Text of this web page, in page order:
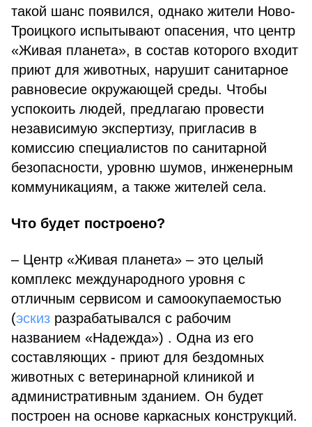
такой шанс появился, однако жители Ново-
Троицкого испытывают опасения, что центр
«Живая планета», в состав которого входит
приют для животных, нарушит санитарное
равновесие окружающей среды. Чтобы
успокоить людей, предлагаю провести
независимую экспертизу, пригласив в
комиссию специалистов по санитарной
безопасности, уровню шумов, инженерным
коммуникациям, а также жителей села.
Что будет построено?
– Центр «Живая планета» – это целый
комплекс международного уровня с
отличным сервисом и самоокупаемостью
(эскиз разрабатывался с рабочим
названием «Надежда») . Одна из его
составляющих - приют для бездомных
животных с ветеринарной клиникой и
административным зданием. Он будет
построен на основе каркасных конструкций.